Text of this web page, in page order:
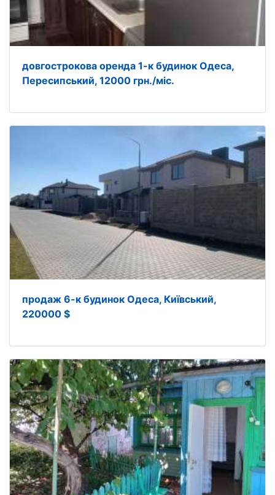
довгострокова оренда 1-к будинок Одеса,
Пересипський, 12000 грн./міс.
продаж 6-к будинок Одеса, Київський,
220000 $